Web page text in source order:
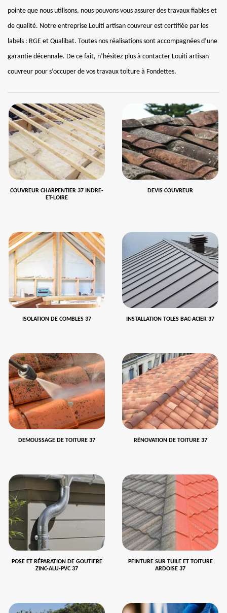
pointe que nous utilisons, nous pouvons vous assurer des travaux fiables et
de qualité. Notre entreprise Louiti artisan couvreur est certifiée par les
labels : RGE et Qualibat. Toutes nos réalisations sont accompagnées d’une
garantie décennale. De ce fait, n’hésitez plus à contacter Louiti artisan
couvreur pour s’occuper de vos travaux toiture à Fondettes.
COUVREUR CHARPENTIER 37 INDRE-
ET-LOIRE
DEVIS COUVREUR
ISOLATION DE COMBLES 37 INSTALLATION TOLES BAC-ACIER 37
DEMOUSSAGE DE TOITURE 37 RÉNOVATION DE TOITURE 37
POSE ET RÉPARATION DE GOUTIERE
ZINC-ALU-PVC 37
PEINTURE SUR TUILE ET TOITURE
ARDOISE 37